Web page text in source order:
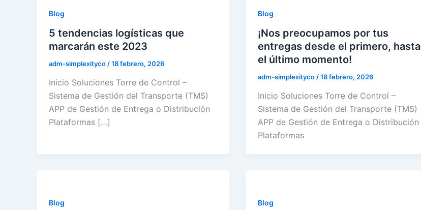
Blog
5 tendencias logísticas que
marcarán este 2023
adm-simplexityco /18 febrero, 2026
Inicio Soluciones Torre de Control –
Sistema de Gestión del Transporte (TMS)
APP de Gestión de Entrega o Distribución
Plataformas […]
Blog
¡Nos preocupamos por tus
entregas desde el primero, hasta
el último momento!
adm-simplexityco /18 febrero, 2026
Inicio Soluciones Torre de Control –
Sistema de Gestión del Transporte (TMS)
APP de Gestión de Entrega o Distribución
Plataformas
Blog Blog